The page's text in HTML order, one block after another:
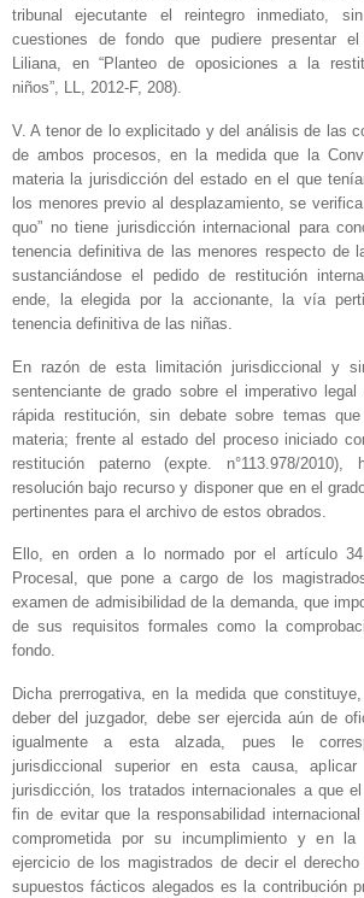
tribunal ejecutante el reintegro inmediato,
cuestiones de fondo que pudiere presentar
Liliana, en “Planteo de oposiciones a la
niños”, LL, 2012-F, 208).
V. A tenor de lo explicitado y del análisis de las
de ambos procesos, en la medida que la
materia la jurisdicción del estado en el que
los menores previo al desplazamiento, se verifica
quo” no tiene jurisdicción internacional para
tenencia definitiva de las menores respecto de
sustanciándose el pedido de restitución
ende, la elegida por la accionante, la vía
tenencia definitiva de las niñas.
En razón de esta limitación jurisdiccional y
sentenciante de grado sobre el imperativo
rápida restitución, sin debate sobre temas
materia; frente al estado del proceso iniciado
restitución paterno (expte. n°113.978/
resolución bajo recurso y disponer que en el
pertinentes para el archivo de estos obrados.
Ello, en orden a lo normado por el artículo
Procesal, que pone a cargo de los
examen de admisibilidad de la demanda, que
de sus requisitos formales como la
fondo.
Dicha prerrogativa, en la medida que
deber del juzgador, debe ser ejercida aún de
igualmente a esta alzada, pues le
jurisdiccional superior en esta causa,
jurisdicción, los tratados internacionales a que
fin de evitar que la responsabilidad
comprometida por su incumplimiento y en
ejercicio de los magistrados de decir el
supuestos fácticos alegados es la contribución